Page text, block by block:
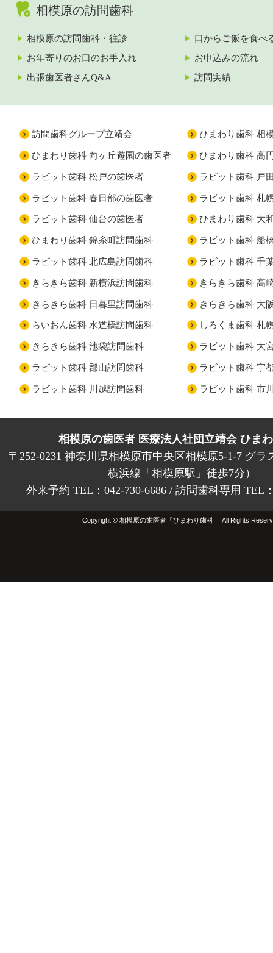
相模原の訪問歯科
相模原の訪問歯科・往診
口からご飯を食べ
お年寄りのお口のお手入れ
お申込みの流れ
出張歯医者さんQ&A
訪問実績
訪問歯科グループ立靖会 ひまわり歯科 相
ひまわり歯科 向ヶ丘遊園の歯医者 ひまわり歯科 高
ラビット歯科 松戸の歯医者 ラビット歯科 戸
ラビット歯科 春日部の歯医者 ラビット歯科 札
ラビット歯科 仙台の歯医者 ひまわり歯科 大
ひまわり歯科 錦糸町訪問歯科 ラビット歯科 船
ラビット歯科 北広島訪問歯科 ラビット歯科 千
きらきら歯科 新横浜訪問歯科 きらきら歯科 高
きらきら歯科 日暮里訪問歯科 きらきら歯科 大
らいおん歯科 水道橋訪問歯科 しろくま歯科 札
きらきら歯科 池袋訪問歯科 ラビット歯科 大
ラビット歯科 郡山訪問歯科 ラビット歯科 宇
ラビット歯科 川越訪問歯科 ラビット歯科 市
相模原の歯医者 医療法人社団立靖会 ひま
〒252-0231 神奈川県相模原市中央区相模原5-1-7 グラ
横浜線「相模原駅」徒歩7分）
外来予約 TEL：042-730-6686 / 訪問歯科専用 TEL
Copyright © 相模原の歯医者「ひまわり歯科」 All Rights